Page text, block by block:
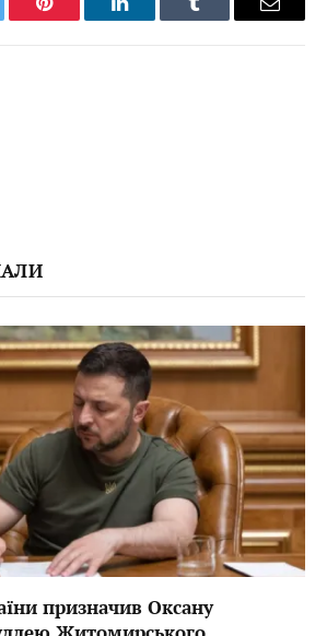
Pinterest LinkedInTumblr Email
призначив Оксану